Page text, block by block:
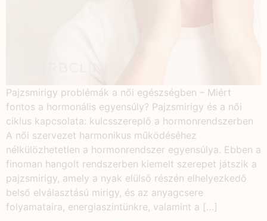
Pajzsmirigy problémák a női egészségben – Miért
fontos a hormonális egyensúly? Pajzsmirigy és a női
ciklus kapcsolata: kulcsszereplő a hormonrendszerben
A női szervezet harmonikus működéséhez
nélkülözhetetlen a hormonrendszer egyensúlya. Ebben a
finoman hangolt rendszerben kiemelt szerepet játszik a
pajzsmirigy, amely a nyak elülső részén elhelyezkedő
belső elválasztású mirigy, és az anyagcsere
folyamataira, energiaszintünkre, valamint a […]